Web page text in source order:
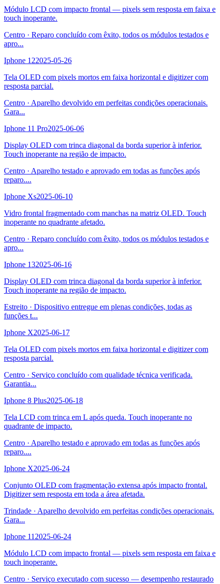
Módulo LCD com impacto frontal — pixels sem resposta em faixa e
touch inoperante.
Centro · Reparo concluído com êxito, todos os módulos testados e
apro...
Iphone 122025-05-26
Tela OLED com pixels mortos em faixa horizontal e digitizer com
resposta parcial.
Centro · Aparelho devolvido em perfeitas condições operacionais.
Gara...
Iphone 11 Pro2025-06-06
Display OLED com trinca diagonal da borda superior à inferior.
Touch inoperante na região de impacto.
Centro · Aparelho testado e aprovado em todas as funções após
reparo....
Iphone Xs2025-06-10
Vidro frontal fragmentado com manchas na matriz OLED. Touch
inoperante no quadrante afetado.
Centro · Reparo concluído com êxito, todos os módulos testados e
apro...
Iphone 132025-06-16
Display OLED com trinca diagonal da borda superior à inferior.
Touch inoperante na região de impacto.
Estreito · Dispositivo entregue em plenas condições, todas as
funções t...
Iphone X2025-06-17
Tela OLED com pixels mortos em faixa horizontal e digitizer com
resposta parcial.
Centro · Serviço concluído com qualidade técnica verificada.
Garantia...
Iphone 8 Plus2025-06-18
Tela LCD com trinca em L após queda. Touch inoperante no
quadrante de impacto.
Centro · Aparelho testado e aprovado em todas as funções após
reparo....
Iphone X2025-06-24
Conjunto OLED com fragmentação extensa após impacto frontal.
Digitizer sem resposta em toda a área afetada.
Trindade · Aparelho devolvido em perfeitas condições operacionais.
Gara...
Iphone 11 2025-06-24
Módulo LCD com impacto frontal — pixels sem resposta em faixa e
touch inoperante.
Centro · Serviço executado com sucesso — desempenho restaurado